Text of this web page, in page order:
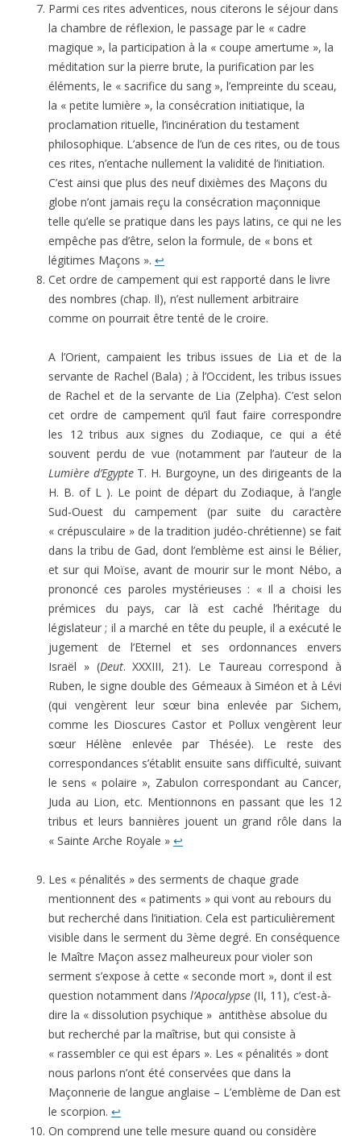
Parmi ces rites adventices, nous citerons le séjour dans
la chambre de réflexion, le passage par le « cadre
magique », la participation à la « coupe amertume », la
méditation sur la pierre brute, la purification par les
éléments, le « sacrifice du sang », l’empreinte du sceau,
la « petite lumière », la consécration initiatique, la
proclamation rituelle, l’incinération du testament
philosophique. L’absence de l’un de ces rites, ou de tous
ces rites, n’entache nullement la validité de l’initiation.
C’est ainsi que plus des neuf dixièmes des Maçons du
globe n’ont jamais reçu la consécration maçonnique
telle qu’elle se pratique dans les pays latins, ce qui ne les
empêche pas d’être, selon la formule, de « bons et
légitimes Maçons ». ↩
Cet ordre de campement qui est rapporté dans le livre
des nombres (chap. Il), n’est nullement arbitraire
comme on pourrait être tenté de le croire.
A l’Orient, campaient les tribus issues de Lia et de la
servante de Rachel (Bala) ; à l’Occident, les tribus issues
de Rachel et de la servante de Lia (Zelpha). C’est selon
cet ordre de campement qu’il faut faire correspondre
les 12 tribus aux signes du Zodiaque, ce qui a été
souvent perdu de vue (notamment par l’auteur de la
Lumière d’Egypte T. H. Burgoyne, un des dirigeants de la
H. B. of L ). Le point de départ du Zodiaque, à l’angle
Sud-Ouest du campement (par suite du caractère
« crépusculaire » de la tradition judéo-chrétienne) se fait
dans la tribu de Gad, dont l’emblème est ainsi le Bélier,
et sur qui Moïse, avant de mourir sur le mont Nébo, a
prononcé ces paroles mystérieuses : « Il a choisi les
prémices du pays, car là est caché l’héritage du
législateur ; il a marché en tête du peuple, il a exécuté le
jugement de l’Eternel et ses ordonnances envers
Israël » (Deut. XXXIII, 21). Le Taureau correspond à
Ruben, le signe double des Gémeaux à Siméon et à Lévi
(qui vengèrent leur sœur bina enlevée par Sichem,
comme les Dioscures Castor et Pollux vengèrent leur
sœur Hélène enlevée par Thésée). Le reste des
correspondances s’établit ensuite sans difficulté, suivant
le sens « polaire », Zabulon correspondant au Cancer,
Juda au Lion, etc. Mentionnons en passant que les 12
tribus et leurs bannières jouent un grand rôle dans la
« Sainte Arche Royale » ↩
Les « pénalités » des serments de chaque grade
mentionnent des « patiments » qui vont au rebours du
but recherché dans l’initiation. Cela est particulièrement
visible dans le serment du 3ème degré. En conséquence
le Maître Maçon assez malheureux pour violer son
serment s’expose à cette « seconde mort », dont il est
question notamment dans l’Apocalypse (II, 11), c’est-à-
dire la « dissolution psychique » antithèse absolue du
but recherché par la maîtrise, but qui consiste à
« rassembler ce qui est épars ». Les « pénalités » dont
nous parlons n’ont été conservées que dans la
Maçonnerie de langue anglaise – L’emblème de Dan est
le scorpion. ↩
On comprend une telle mesure quand ou considère